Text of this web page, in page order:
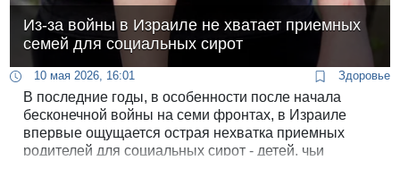
Из-за войны в Израиле не хватает приемных
семей для социальных сирот
10 мая 2026, 16:01 Здоровье
В последние годы, в особенности после начала
бесконечной войны на семи фронтах, в Израиле
впервые ощущается острая нехватка приемных
родителей для социальных сирот - детей, чьи